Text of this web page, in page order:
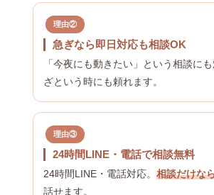
理由②
急ぎなら即日対応も相談OK
「今夜にも動きたい」という相談にも
ざという時にも頼れます。
理由③
24時間LINE・電話で相談無料
24時間LINE・電話対応。 相談だけな
話せます。